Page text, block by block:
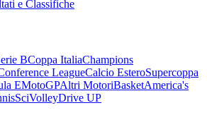
e Classifiche
BCoppa ItaliaChampions
LeagueCalcio EsteroSupercoppa
EMotoGPAltri MotoriBasketAmerica's
SciVolleyDrive UP